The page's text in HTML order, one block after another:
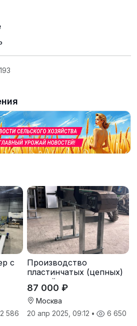
с
2 586
Производство
пластинчатых (цепных)
конвейеров
(транспортеров) под
заказ
87 000 ₽
Москва
20 апр 2025, 09:12 • 6 650